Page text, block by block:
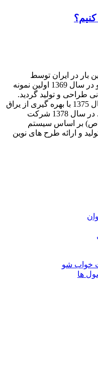
بار در ایران توسط
مدیریت شرکت کم جا چوب ارائه شد و در سال 1369 اولین نمونه
طراحی و تولید گردید.
تولید تخت تاشو از سال 1374 آغاز و سال 1375 با بهره گیری از یراق
آلات و جک های تولید داخل ادامه یافت. در سال 1378 شرکت
بر اساس سیستم
و ارائه طرح های نوین
خواب شو
ها